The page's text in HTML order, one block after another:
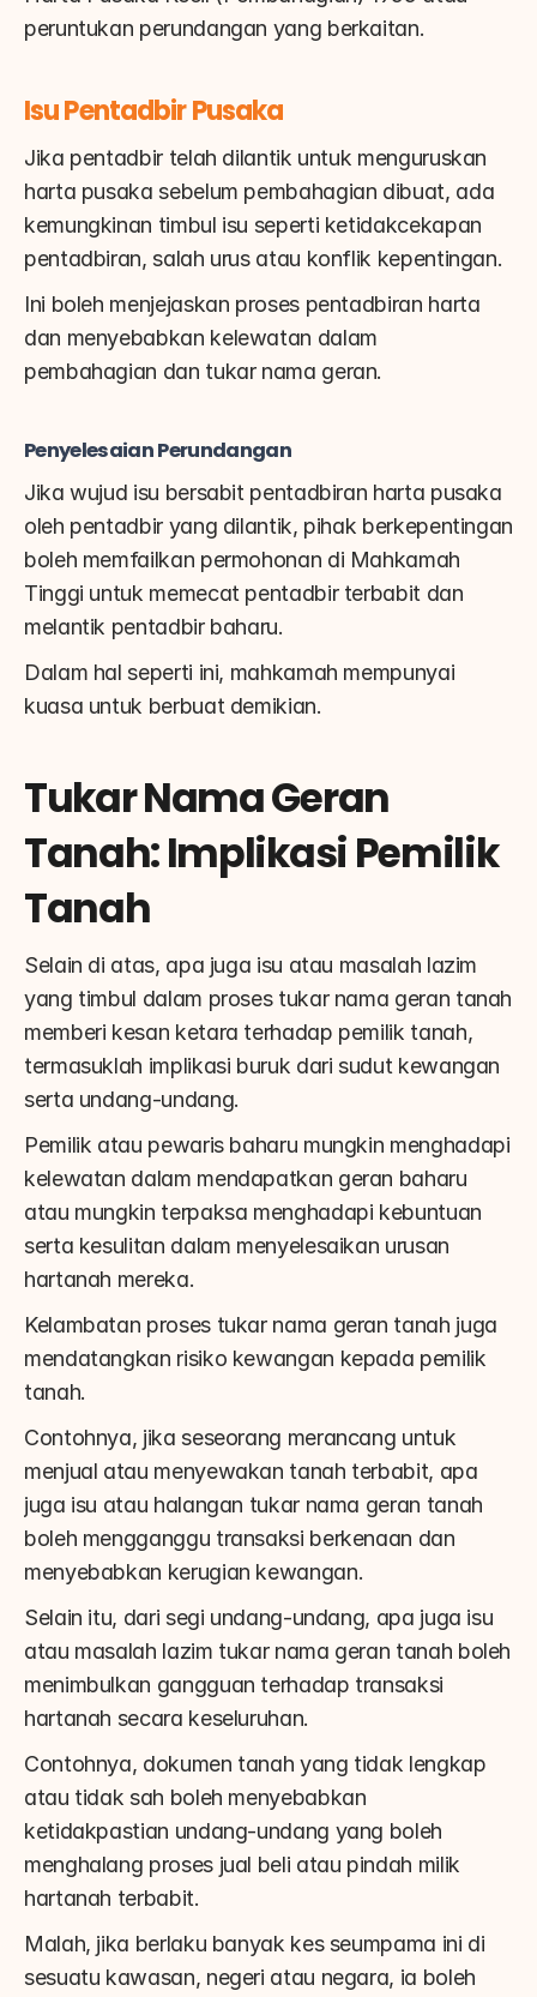
peruntukan perundangan yang berkaitan.
Isu Pentadbir Pusaka
Jika pentadbir telah dilantik untuk menguruskan
harta pusaka sebelum pembahagian dibuat, ada
kemungkinan timbul isu seperti ketidakcekapan
pentadbiran, salah urus atau konflik kepentingan.
Ini boleh menjejaskan proses pentadbiran harta
dan menyebabkan kelewatan dalam
pembahagian dan tukar nama geran.
Penyelesaian Perundangan
Jika wujud isu bersabit pentadbiran harta pusaka
oleh pentadbir yang dilantik, pihak berkepentingan
boleh memfailkan permohonan di Mahkamah
Tinggi untuk memecat pentadbir terbabit dan
melantik pentadbir baharu.
Dalam hal seperti ini, mahkamah mempunyai
kuasa untuk berbuat demikian.
Tukar Nama Geran
Tanah: Implikasi Pemilik
Tanah
Selain di atas, apa juga isu atau masalah lazim
yang timbul dalam proses tukar nama geran tanah
memberi kesan ketara terhadap pemilik tanah,
termasuklah implikasi buruk dari sudut kewangan
serta undang-undang.
Pemilik atau pewaris baharu mungkin menghadapi
kelewatan dalam mendapatkan geran baharu
atau mungkin terpaksa menghadapi kebuntuan
serta kesulitan dalam menyelesaikan urusan
hartanah mereka.
Kelambatan proses tukar nama geran tanah juga
mendatangkan risiko kewangan kepada pemilik
tanah.
Contohnya, jika seseorang merancang untuk
menjual atau menyewakan tanah terbabit, apa
juga isu atau halangan tukar nama geran tanah
boleh mengganggu transaksi berkenaan dan
menyebabkan kerugian kewangan.
Selain itu, dari segi undang-undang, apa juga isu
atau masalah lazim tukar nama geran tanah boleh
menimbulkan gangguan terhadap transaksi
hartanah secara keseluruhan.
Contohnya, dokumen tanah yang tidak lengkap
atau tidak sah boleh menyebabkan
ketidakpastian undang-undang yang boleh
menghalang proses jual beli atau pindah milik
hartanah terbabit.
Malah, jika berlaku banyak kes seumpama ini di
sesuatu kawasan, negeri atau negara, ia boleh